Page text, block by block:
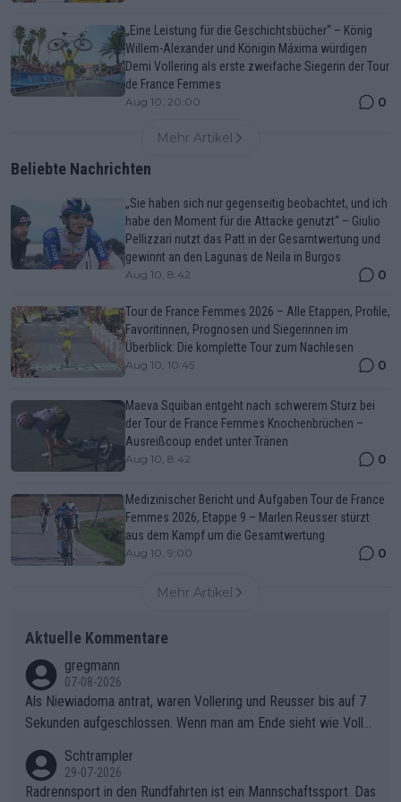
„Eine Leistung für die Geschichtsbücher“ – König
Willem-Alexander und Königin Máxima würdigen
Demi Vollering als erste zweifache Siegerin der Tour
de France Femmes
Aug 10, 20:00 0
Mehr Artikel
Beliebte Nachrichten
„Sie haben sich nur gegenseitig beobachtet, und ich
habe den Moment für die Attacke genutzt“ – Giulio
Pellizzari nutzt das Patt in der Gesamtwertung und
gewinnt an den Lagunas de Neila in Burgos
Aug 10, 8:42 0
Tour de France Femmes 2026 – Alle Etappen, Profile,
Favoritinnen, Prognosen und Siegerinnen im
Überblick: Die komplette Tour zum Nachlesen
Aug 10, 10:45 0
Maeva Squiban entgeht nach schwerem Sturz bei
der Tour de France Femmes Knochenbrüchen –
Ausreißcoup endet unter Tränen
Aug 10, 8:42 0
Medizinischer Bericht und Aufgaben Tour de France
Femmes 2026, Etappe 9 – Marlen Reusser stürzt
aus dem Kampf um die Gesamtwertung
Aug 10, 9:00 0
Mehr Artikel
Aktuelle Kommentare
gregmann
07-08-2026
Als Niewiadoma antrat, waren Vollering und Reusser bis auf 7
Sekunden aufgeschlossen. Wenn man am Ende sieht wie Voller
ering die 7 Sekunden zu Niewiadoma nicht geschlossen hat un
d den Abstand hat anwachsen lassen. Ein schwerer taktischer
Schtrampler
29-07-2026
Radrennsport in den Rundfahrten ist ein Mannschaftssport. Das